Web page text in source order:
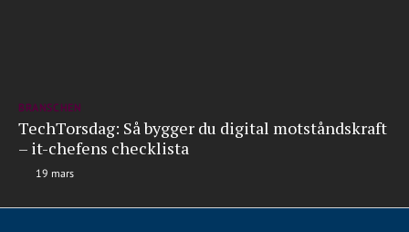
BRANSCHEN
TechTorsdag: Så bygger du digital motståndskraft
– it-chefens checklista
19 mars